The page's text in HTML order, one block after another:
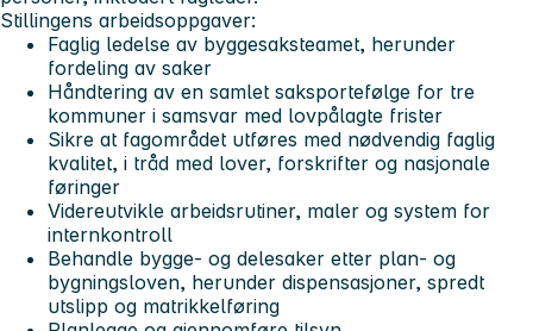
Stillingens arbeidsoppgaver:
Faglig ledelse av byggesaksteamet, herunder
fordeling av saker
Håndtering av en samlet saksportefølge for tre
kommuner i samsvar med lovpålagte frister
Sikre at fagområdet utføres med nødvendig faglig
kvalitet, i tråd med lover, forskrifter og nasjonale
føringer
Videreutvikle arbeidsrutiner, maler og system for
internkontroll
Behandle bygge- og delesaker etter plan- og
bygningsloven, herunder dispensasjoner, spredt
utslipp og matrikkelføring